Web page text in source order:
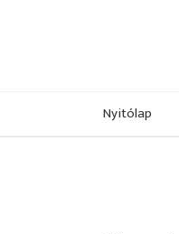
Nyitólap